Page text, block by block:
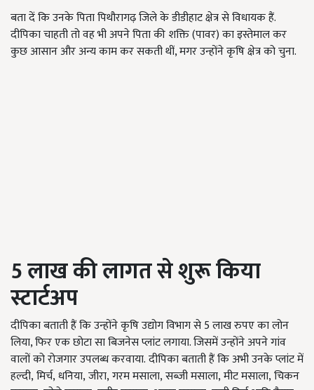
बता दें कि उनके पिता पिथौरागढ़ जिले के डीडीहाट क्षेत्र से विधायक हैं.
दीपिका चाहती तो वह भी अपने पिता की शक्ति (पावर) का इस्तेमाल कर
कुछ आसान और अन्य काम कर सकती थीं, मगर उन्होंने कृषि क्षेत्र को चुना.
5 लाख की लागत से शुरू किया
स्टार्टअप
दीपिका बताती हैं कि उन्होंने कृषि उद्योग विभाग से 5 लाख रुपए का लोन
लिया, फिर एक छोटा सा बिजनेस प्लांट लगाया. जिसमें उन्होंने अपने गांव
वालों को रोजगार उपलब्ध करवाया.दीपिका बताती हैं कि अभी उनके प्लांट में
हल्दी,मिर्च,धनिया,जीरा,गरम मसाला,सब्जी मसाला,मीट मसाला,चिकन